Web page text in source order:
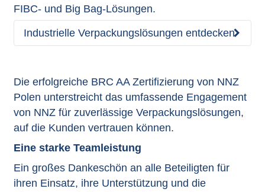
FIBC- und Big Bag-Lösungen.
Industrielle Verpackungslösungen entdecken
Die erfolgreiche BRC AA Zertifizierung von NNZ
Polen unterstreicht das umfassende Engagement
von NNZ für zuverlässige Verpackungslösungen,
auf die Kunden vertrauen können.
Eine starke Teamleistung
Ein großes Dankeschön an alle Beteiligten für
ihren Einsatz, ihre Unterstützung und die